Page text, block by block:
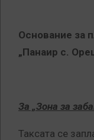
Основание за
„Панаир с.
За „Зона за
Таксата се